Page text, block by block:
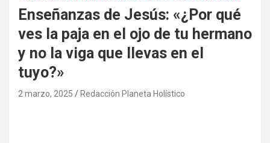
Enseñanzas de Jesús: «¿Por qué
ves la paja en el ojo de tu hermano
y no la viga que llevas en el
tuyo?»
2 marzo, 2025 Redacción Planeta Holístico